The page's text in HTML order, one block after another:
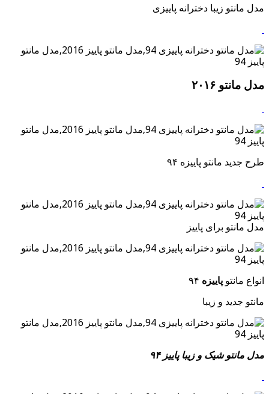
مدل مانتو زیبا دخترانه پاییزی
مدل مانتو ۲۰۱۶
طرح جدید مانتو پاییزه ۹۴
مدل مانتو برای پاییز
انواع مانتو پاییزه
مانتو جدید و زیبا
مدل مانتو شیک و زیبا پاییز ۹۴